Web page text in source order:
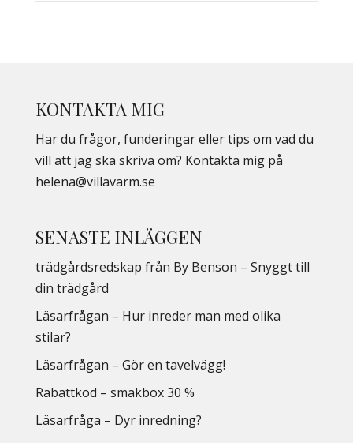
KONTAKTA MIG
Har du frågor, funderingar eller tips om vad du
vill att jag ska skriva om? Kontakta mig på
helena@villavarm.se
SENASTE INLÄGGEN
trädgårdsredskap från By Benson – Snyggt till
din trädgård
Läsarfrågan – Hur inreder man med olika
stilar?
Läsarfrågan – Gör en tavelvägg!
Rabattkod – smakbox 30 %
Läsarfråga – Dyr inredning?